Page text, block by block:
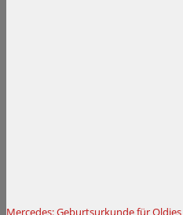
Mercedes: Geburtsurkunde für Oldies